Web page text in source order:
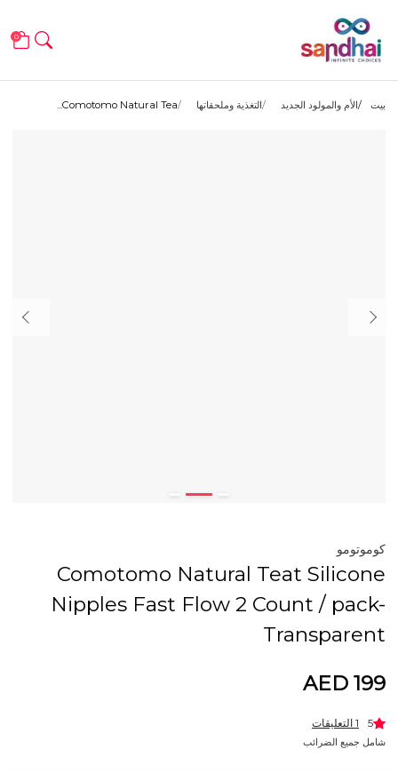
0
بيت الأم والمولود الجديد التغذية وملحقاتها Comotomo Natural Tea...
كوموتومو
Comotomo Natural Teat Silicone
Nipples Fast Flow 2 Count / pack-
Transparent
AED 199
5 1 التعليقات
شامل جميع الضرائب